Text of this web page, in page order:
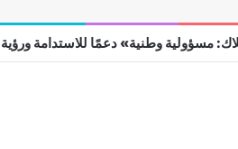
مسؤولية وطنية» دعمًا للاستدامة ورؤية مصر